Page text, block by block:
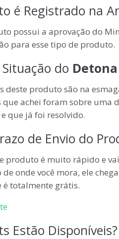
é Registrado na
possui a aprovação do
para esse tipo de produto.
do
deste produto são na
que achei foram sobre uma
que já foi resolvido.
de Envio do
produto é muito rápido e
onde você mora, ele
é totalmente grátis.
Estão Disponíveis?